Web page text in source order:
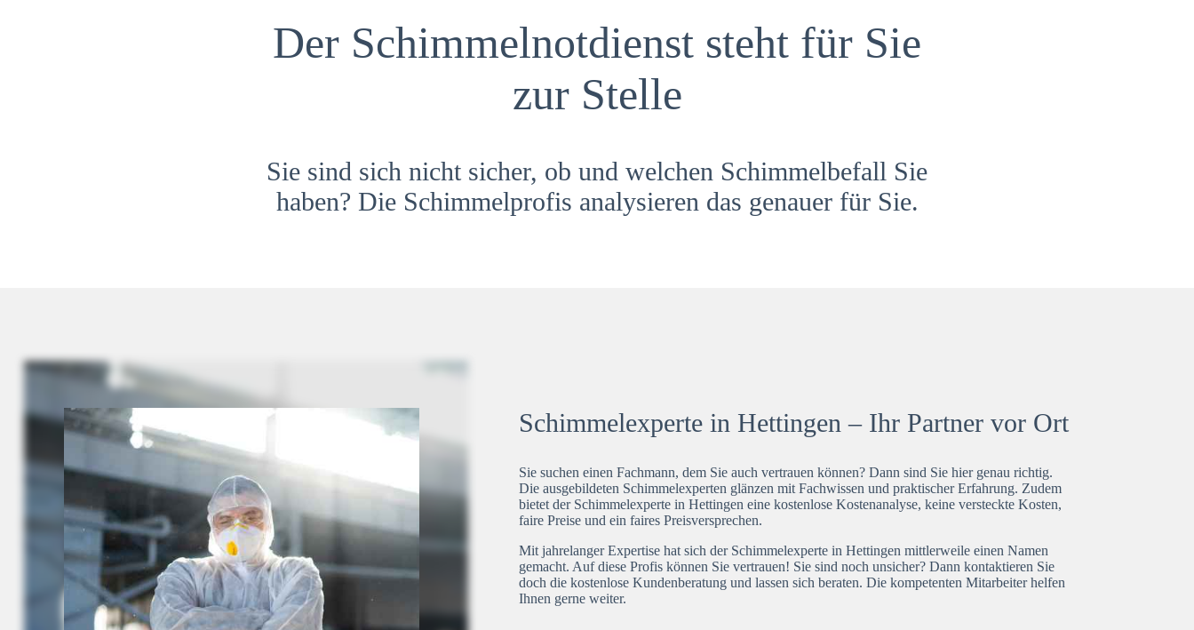
Der Schimmelnotdienst steht für Sie
zur Stelle
Sie sind sich nicht sicher, ob und welchen Schimmelbefall Sie
haben? Die Schimmelprofis analysieren das genauer für Sie.
Schimmelexperte in Hettingen – Ihr Partner vor Ort
Sie suchen einen Fachmann, dem Sie auch vertrauen können? Dann sind Sie hier genau richtig.
Die ausgebildeten Schimmelexperten glänzen mit Fachwissen und praktischer Erfahrung. Zudem
bietet der Schimmelexperte in Hettingen eine kostenlose Kostenanalyse, keine versteckte Kosten,
faire Preise und ein faires Preisversprechen.
Mit jahrelanger Expertise hat sich der Schimmelexperte in Hettingen mittlerweile einen Namen
gemacht. Auf diese Profis können Sie vertrauen! Sie sind noch unsicher? Dann kontaktieren Sie
doch die kostenlose Kundenberatung und lassen sich beraten. Die kompetenten Mitarbeiter helfen
Ihnen gerne weiter.